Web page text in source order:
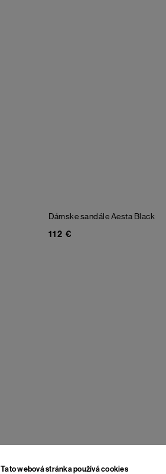
Tato webová stránka používá cookies
Dámske sandále Aesta Black
112 €